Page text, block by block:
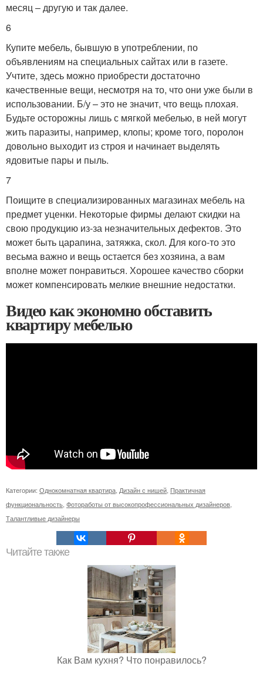
месяц – другую и так далее.
6
Купите мебель, бывшую в употреблении, по
объявлениям на специальных сайтах или в газете.
Учтите, здесь можно приобрести достаточно
качественные вещи, несмотря на то, что они уже были в
использовании. Б/у – это не значит, что вещь плохая.
Будьте осторожны лишь с мягкой мебелью, в ней могут
жить паразиты, например, клопы; кроме того, поролон
довольно выходит из строя и начинает выделять
ядовитые пары и пыль.
7
Поищите в специализированных магазинах мебель на
предмет уценки. Некоторые фирмы делают скидки на
свою продукцию из-за незначительных дефектов. Это
может быть царапина, затяжка, скол. Для кого-то это
весьма важно и вещь остается без хозяина, а вам
вполне может понравиться. Хорошее качество сборки
может компенсировать мелкие внешние недостатки.
Видео как экономно обставить
квартиру мебелью
Категории: Однокомнатная квартира Дизайн с нишей Практичная
функциональность Фотоработы от высокопрофессиональных дизайнеров
Талантливые дизайнеры
Читайте также
Как Вам кухня? Что понравилось?